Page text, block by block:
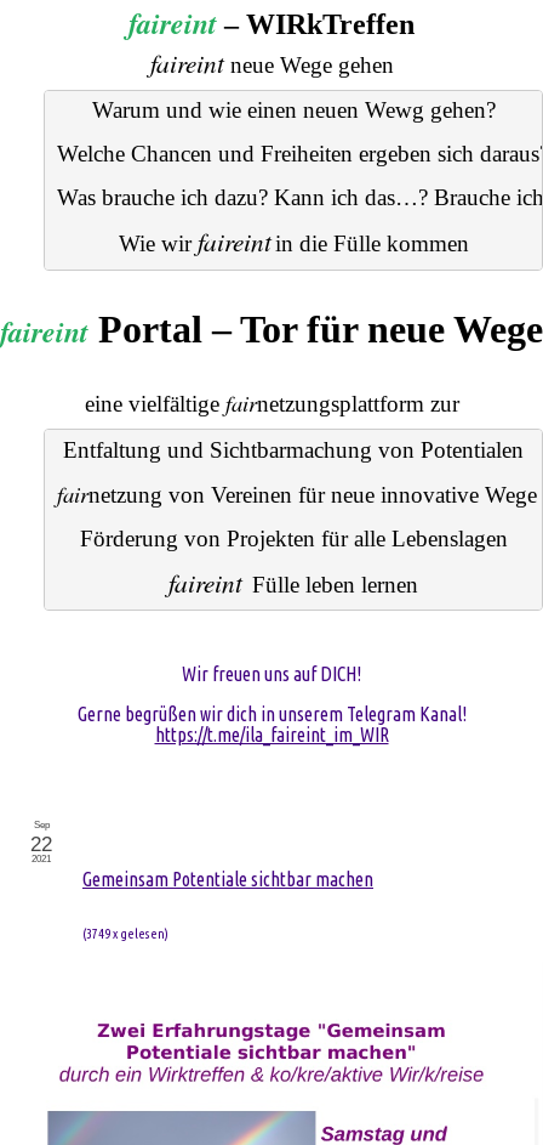
faireint– WIRkTreffen
faireintneue Wege gehen
Warum und wie einen neuen Wewg gehen?
Welche Chancen und Freiheiten ergeben sich
Was brauche ich dazu? Kann ich das…? Brauche
Wie wir faireintin die Fülle kommen
faireint Portal – Tor für neue Wege
eine vielfältige fairnetzungsplattformzur
Entfaltung und Sichtbarmachung von Potentialen
fairnetzung von Vereinen für neue innovative Wege
Förderung von Projekten für alle Lebenslagen
faireint Fülle leben lernen
Wir freuen uns auf DICH!
Gerne begrüßen wir dich in unserem Telegram Kanal!
https://t.me/ila_faireint_im_WIR
Gemeinsam Potentiale sichtbar machen
(3749 x gelesen)
Sep
22
2021